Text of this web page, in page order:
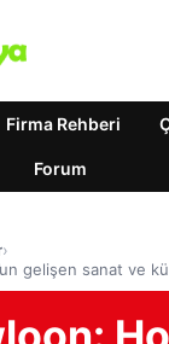
Firma Rehberi
Forum
›
gelişen sanat ve